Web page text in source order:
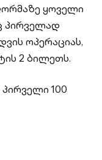
ყოველი
პირველად
ოპერაციას,
2 ბილეთს.
100